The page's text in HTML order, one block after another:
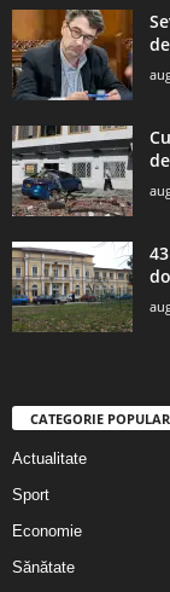
CATEGORIE
Actualitate
Sport
Economie
Sănătate